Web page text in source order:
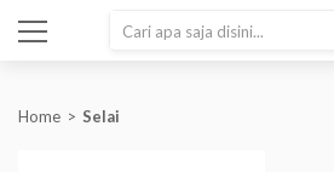
Home Selai